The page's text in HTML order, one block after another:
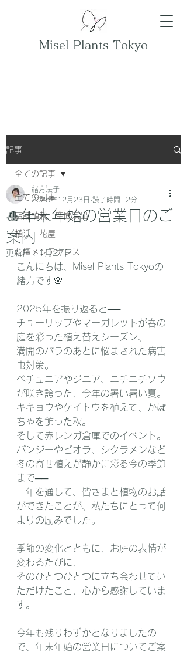
Misel Plants Tokyo
記事
全ての記事
店舗植栽 空間演出
横浜 花屋
花壇メンテナンス
全ての記事
🎍年末年始の営業日のご
案内
緒方法子
2025年12月23日 読了時間: 2分
更新日： 1月27日
こんにちは、Misel Plants Tokyoの
緒方です🌸
2025年を振り返ると──
チューリップやマーガレットが春の
庭を彩った植え替えシーズン、
満開のバラのあとに悩まされた病害
虫対策。
ペチュニアやジニア、ニチニチソウ
が咲き誇った、今年の暑い暑い夏。
キキョウやケイトウを植えて、かぼ
ちゃを飾った秋。
そして赤レンガ倉庫でのイベント。
パンジーやビオラ、シクラメンなど
冬の寄せ植えが静かに彩る今の季節
まで──
一年を通して、皆さまと植物のお話
ができたことが、私たちにとって何
よりの励みでした。
季節の変化とともに、お庭の表情が
変わるたびに、
そのひとつひとつに立ち会わせてい
ただけたこと、心から感謝していま
す。
今年も残りわずかとなりましたの
で、年末年始の営業日についてご案